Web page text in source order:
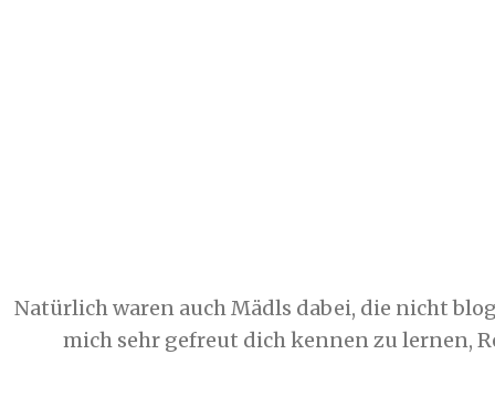
Natürlich waren auch Mädls dabei, die nicht
mich sehr gefreut dich kennen zu lernen,